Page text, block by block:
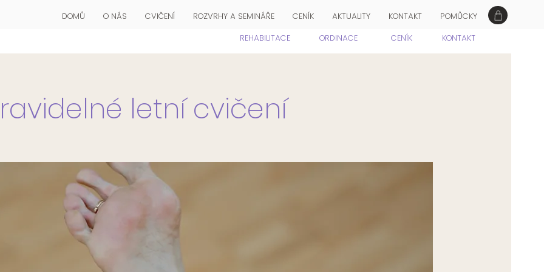
DOMŮ O NÁS CVIČENÍ ROZVRHY A SEMINÁŘE CENÍK AKTUALITY KONTAKT
POMŮCKY
REHABILITACE
ORDINACE CENÍK KONTAKT
letní cvičení